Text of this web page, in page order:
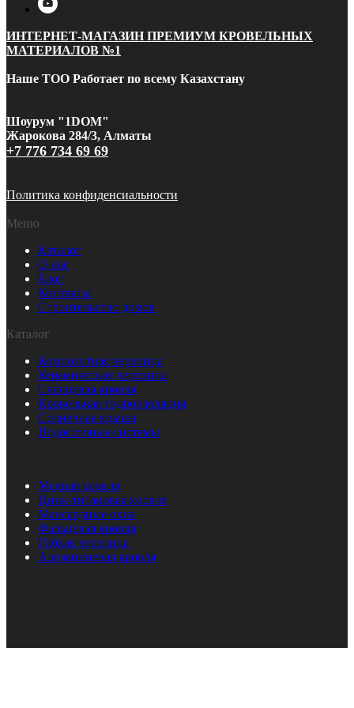
ИНТЕРНЕТ-МАГАЗИН ПРЕМИУМ КРОВЕЛЬНЫХ
МАТЕРИАЛОВ №1
Наше ТОО Работает по всему Казахстану
Шоурум "1DOM"
Жарокова 284/3, Алматы
+7 776 734 69 69
Политика конфиденсиальности
Меню
Каталог
О нас
Блог
Контакты
Строительство домов
Каталог
Композитная черепица
Керамическая черепица
Сланцевая кровля
Кровельная гидроизоляция
Солнечная крыша
Водосточные системы
Медная кровля
Цинк-титановая кровля
Мансардные окна
Фальцевая кровля
Гибкая черепица
Алюминиевая кровля